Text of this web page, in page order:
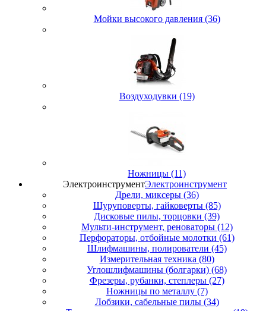
Мойки высокого давления (36)
Воздуходувки (19)
Ножницы (11)
ЭлектроинструментЭлектроинструмент
Дрели, миксеры (36)
Шуруповерты, гайковерты (85)
Дисковые пилы, торцовки (39)
Мульти-инструмент, реноваторы (12)
Перфораторы, отбойные молотки (61)
Шлифмашины, полирователи (45)
Измерительная техника (80)
Углошлифмашины (болгарки) (68)
Фрезеры, рубанки, степлеры (27)
Ножницы по металлу (7)
Лобзики, сабельные пилы (34)